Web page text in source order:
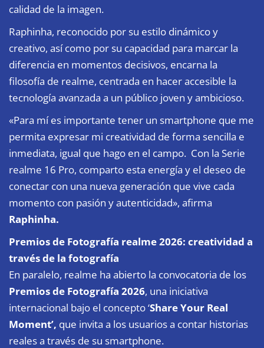
calidad de la imagen.
Raphinha, reconocido por su estilo dinámico y
creativo, así como por su capacidad para marcar la
diferencia en momentos decisivos, encarna la
filosofía de realme, centrada en hacer accesible la
tecnología avanzada a un público joven y ambicioso.
«Para mí es importante tener un smartphone que me
permita expresar mi creatividad de forma sencilla e
inmediata, igual que hago en el campo. Con la Serie
realme 16 Pro, comparto esta energía y el deseo de
conectar con una nueva generación que vive cada
momento con pasión y autenticidad», afirma
Raphinha.
Premios de Fotografía realme 2026: creatividad a
través de la fotografía
En paralelo, realme ha abierto la convocatoria de los
Premios de Fotografía 2026, una iniciativa
internacional bajo el concepto ‘Share Your Real
Moment’, que invita a los usuarios a contar historias
reales a través de su smartphone.